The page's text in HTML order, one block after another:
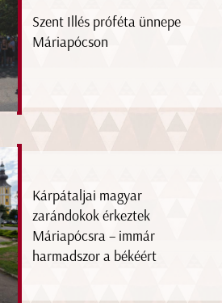
Szent Illés próféta ünnepe
Máriapócson
Kárpátaljai magyar
zarándokok érkeztek
Máriapócsra – immár
harmadszor a békéért